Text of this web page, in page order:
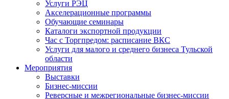
Услуги РЭЦ
Акселерационные программы
Обучающие семинары
Каталоги экспортной продукции
Час с Торгпредом: расписание ВКС
Услуги для малого и среднего бизнеса Тульской
области
Мероприятия
Выставки
Бизнес-миссии
Реверсные и межрегиональные бизнес-миссии